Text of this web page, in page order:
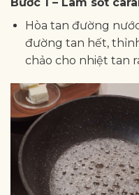
Hòa tan đường
đường tan hết,
chảo cho nhiệt tan